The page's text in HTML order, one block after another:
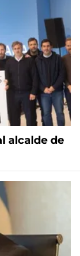
alcalde de